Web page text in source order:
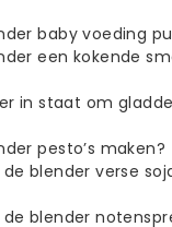
baby voeding
een kokende
in staat om
pesto’s maken?
blender verse
blender